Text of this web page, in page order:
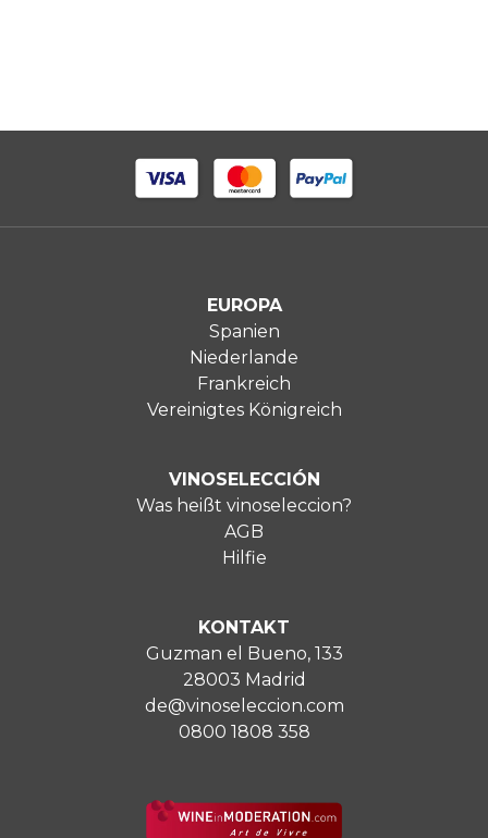
EUROPA
Spanien
Niederlande
Frankreich
Vereinigtes Königreich
VINOSELECCIÓN
Was heißt vinoseleccion?
AGB
Hilfie
KONTAKT
Guzman el Bueno, 133
28003 Madrid
de@vinoseleccion.com
0800 1808 358